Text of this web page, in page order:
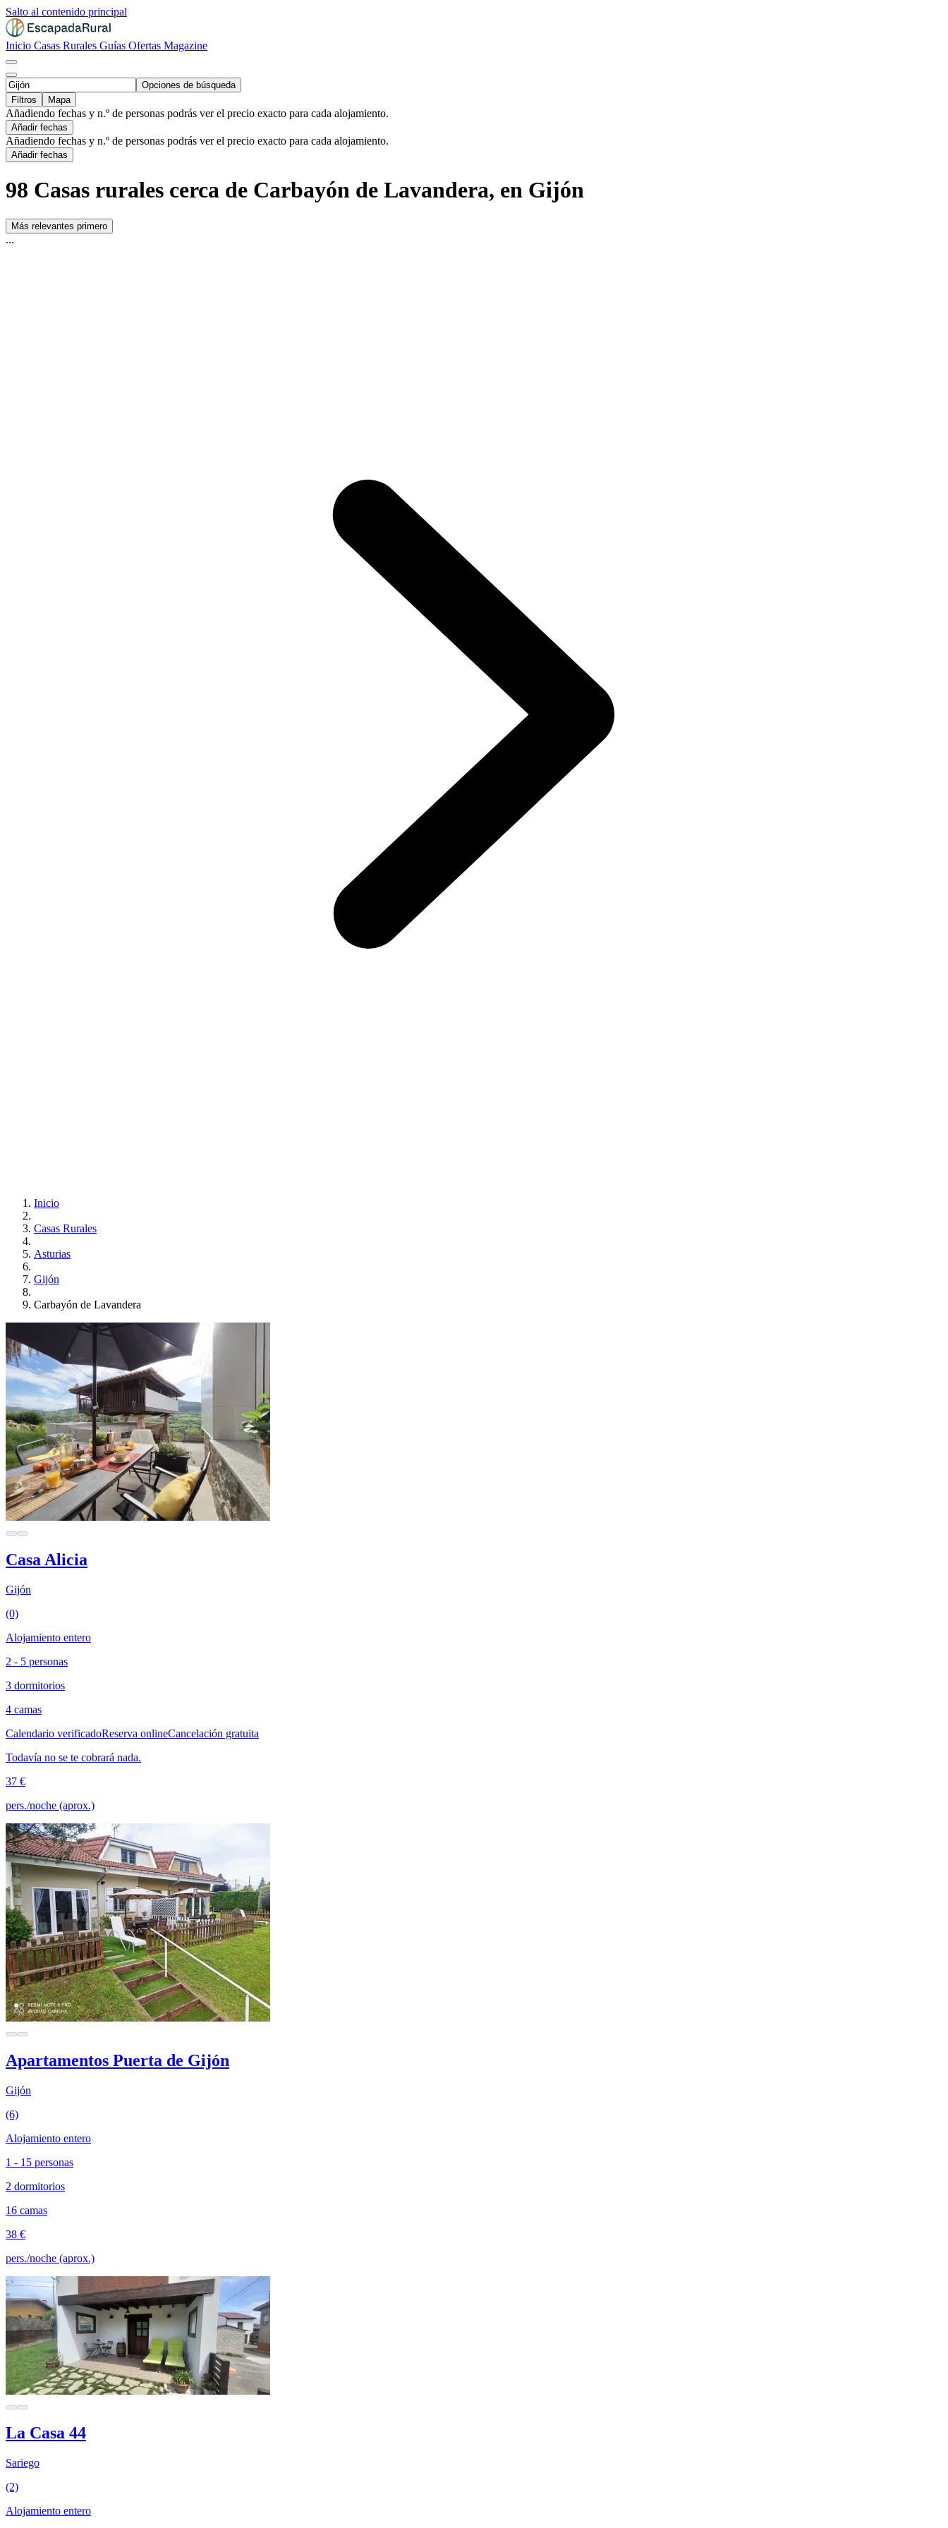
Salto al contenido principal
Inicio Casas Rurales Guías Ofertas Magazine
Opciones de búsqueda
Filtros
Mapa
Añadiendo fechas y n.º de personas podrás ver el precio exacto para cada alojamiento.
Añadir fechas
Añadiendo fechas y n.º de personas podrás ver el precio exacto para cada alojamiento.
Añadir fechas
98 Casas rurales cerca de Carbayón de Lavandera, en Gijón
Más relevantes primero
...
Inicio
Casas Rurales
Asturias
Gijón
Carbayón de Lavandera
Casa Alicia
Gijón
(0)
Alojamiento entero
2 - 5 personas
3 dormitorios
4 camas
Calendario verificadoReserva onlineCancelación gratuita
Todavía no se te cobrará nada.
37 €
pers./noche (aprox.)
Apartamentos Puerta de Gijón
Gijón
(6)
Alojamiento entero
1 - 15 personas
2 dormitorios
16 camas
38 €
pers./noche (aprox.)
La Casa 44
Sariego
(2)
Alojamiento entero